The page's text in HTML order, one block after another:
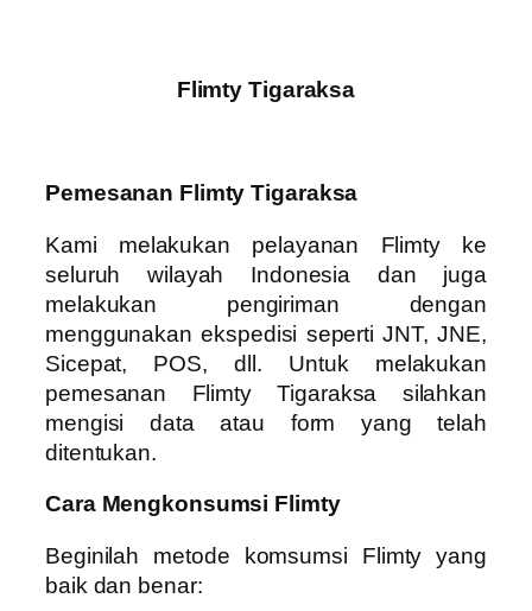
Flimty Tigaraksa
Pemesanan Flimty Tigaraksa
Kami melakukan pelayanan Flimty ke
seluruh wilayah Indonesia dan juga
melakukan pengiriman dengan
menggunakan ekspedisi seperti JNT, JNE,
Sicepat, POS, dll. Untuk melakukan
pemesanan Flimty Tigaraksa silahkan
mengisi data atau form yang telah
ditentukan.
Cara Mengkonsumsi Flimty
Beginilah metode komsumsi Flimty yang
baik dan benar: